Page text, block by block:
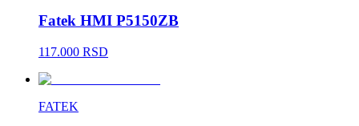
Fatek HMI P5150ZB
117.000 RSD
FATEK